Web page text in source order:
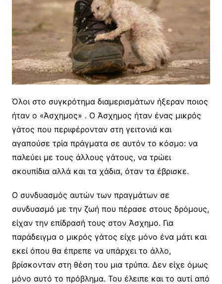
Όλοι στο συγκρότημα διαμερισμάτων ήξεραν ποιος
ήταν ο «Άσχημος» . Ο Άσχημος ήταν ένας μικρός
γάτος που περιφέρονταν στη γειτονιά και
αγαπούσε τρία πράγματα σε αυτόν το κόσμο: να
παλεύει με τους άλλους γάτους, να τρώει
σκουπίδια αλλά και τα χάδια, όταν τα έβρισκε.
Ο συνδυασμός αυτών των πραγμάτων σε
συνδυασμό με την ζωή που πέρασε στους δρόμους,
είχαν την επίδρασή τους στον Άσχημο. Για
παράδειγμα ο μικρός γάτος είχε μόνο ένα μάτι και
εκεί όπου θα έπρεπε να υπάρχει το άλλο,
βρίσκονταν στη θέση του μια τρύπα. Δεν είχε όμως
μόνο αυτό το πρόβλημα. Του έλειπε και το αυτί από